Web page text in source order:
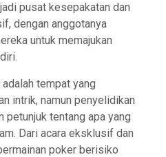
pusat kesepakatan dan
dengan anggotanya
untuk memajukan
tempat yang
intrik, namun penyelidikan
petunjuk tentang apa yang
Dari acara eksklusif dan
poker berisiko